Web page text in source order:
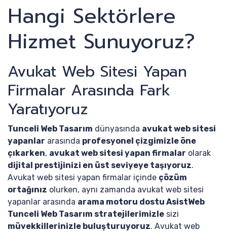
Hangi Sektörlere
Hizmet Sunuyoruz?
Avukat Web Sitesi Yapan
Firmalar Arasında Fark
Yaratıyoruz
Tunceli Web Tasarım dünyasında avukat web sitesi
yapanlar arasında profesyonel çizgimizle öne
çıkarken, avukat web sitesi yapan firmalar olarak
dijital prestijinizi en üst seviyeye taşıyoruz.
Avukat web sitesi yapan firmalar içinde çözüm
ortağınız olurken, aynı zamanda avukat web sitesi
yapanlar arasında arama motoru dostu AsistWeb
Tunceli Web Tasarım stratejilerimizle sizi
müvekkillerinizle buluşturuyoruz. Avukat web